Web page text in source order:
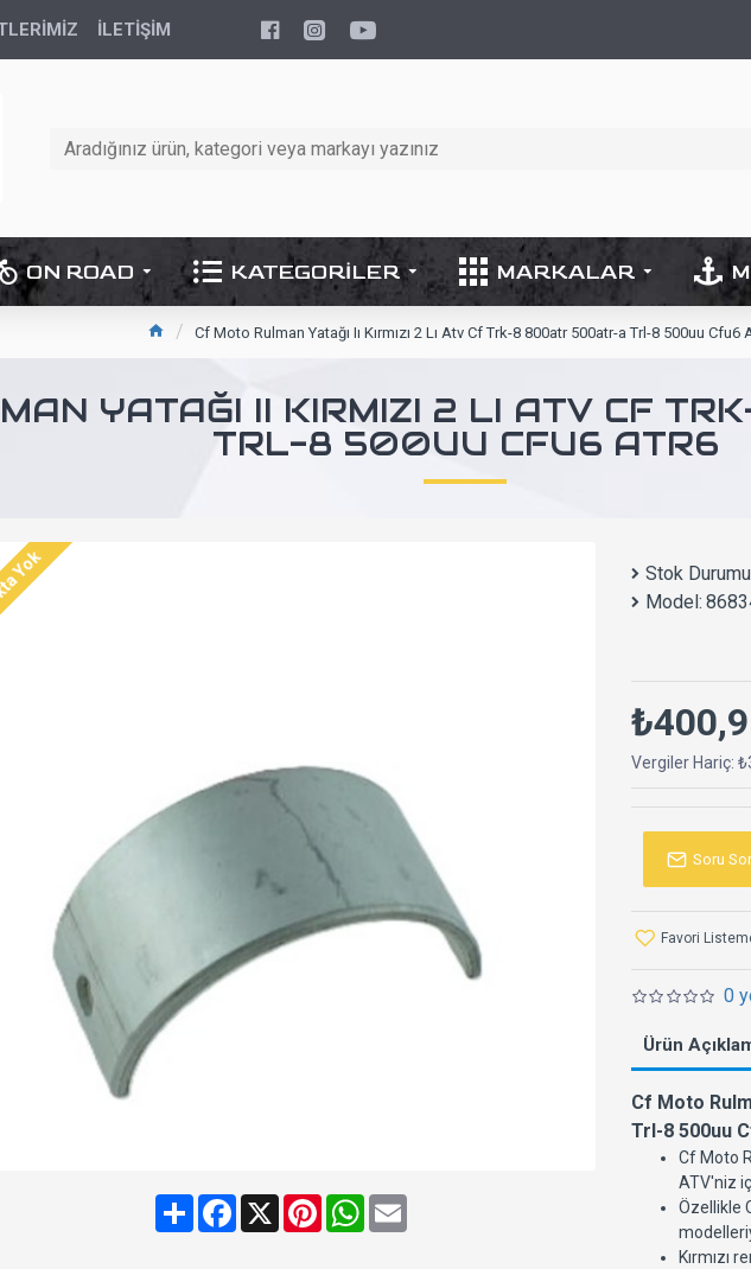
İLETIŞIM
ON ROAD KATEGORILER MARKALAR
Cf Moto Rulman Yatağı Iı Kırmızı 2 Lı Atv Cf Trk-8 800atr 500atr-a Trl-8 500uu Cfu6
YATAĞI II KIRMIZI 2 LI ATV CF
TRL-8 500UU CFU6 ATR6
Yok
ShareFacebook
X PinterestWhatsApp
Email
Stok
Model:
0
Vergiler Hariç:
Soru Sor
Favori
Ürün
Cf Moto
Trl-8 500uu
Cf Moto
ATV'niz
Özellikle
Kırmızı